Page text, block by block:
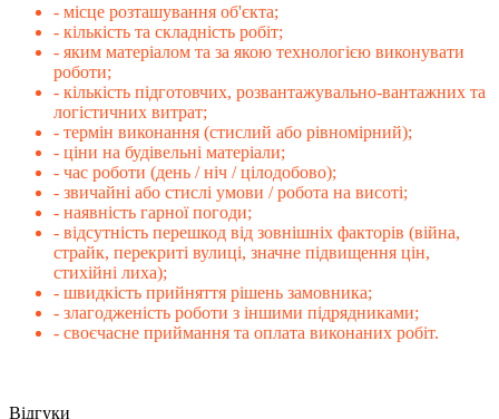
- місце розташування об'єкта;
- кількість та складність робіт;
- яким матеріалом та за якою технологією виконувати
роботи;
- кількість підготовчих, розвантажувально-вантажних та
логістичних витрат;
- термін виконання (стислий або рівномірний);
- ціни на будівельні матеріали;
- час роботи (день / ніч / цілодобово);
- звичайні або стислі умови / робота на висоті;
- наявність гарної погоди;
- відсутність перешкод від зовнішніх факторів (війна,
страйк, перекриті вулиці, значне підвищення цін,
стихійні лиха);
- швидкість прийняття рішень замовника;
- злагодженість роботи з іншими підрядниками;
- своєчасне приймання та оплата виконаних робіт.
Відгуки